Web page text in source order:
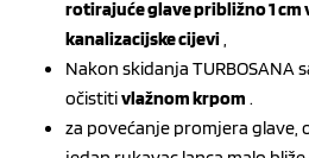
rotirajuće glave približno 1 cm
kanalizacijske cijevi
Nakon skidanja TURBOSANA
očistitivlažnom krpom .
za povećanje promjera